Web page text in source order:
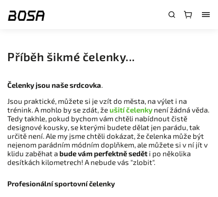
Příběh šikmé čelenky...
Čelenky jsou naše srdcovka.
Jsou praktické, můžete si je vzít do města, na výlet i na
trénink. A mohlo by se zdát, žeušití čelenky není žádná věda.
Tedy takhle, pokud bychom vám chtěli nabídnout čistě
designové kousky, se kterými budete dělat jen parádu, tak
určitě není. Ale my jsme chtěli dokázat, že čelenka může být
nejenom parádním módním doplňkem, ale můžete si v ní jít v
klidu zaběhat abude vám perfektně sedět i po několika
desítkách kilometrech! A nebude vás "zlobit".
Profesionální sportovní čelenky